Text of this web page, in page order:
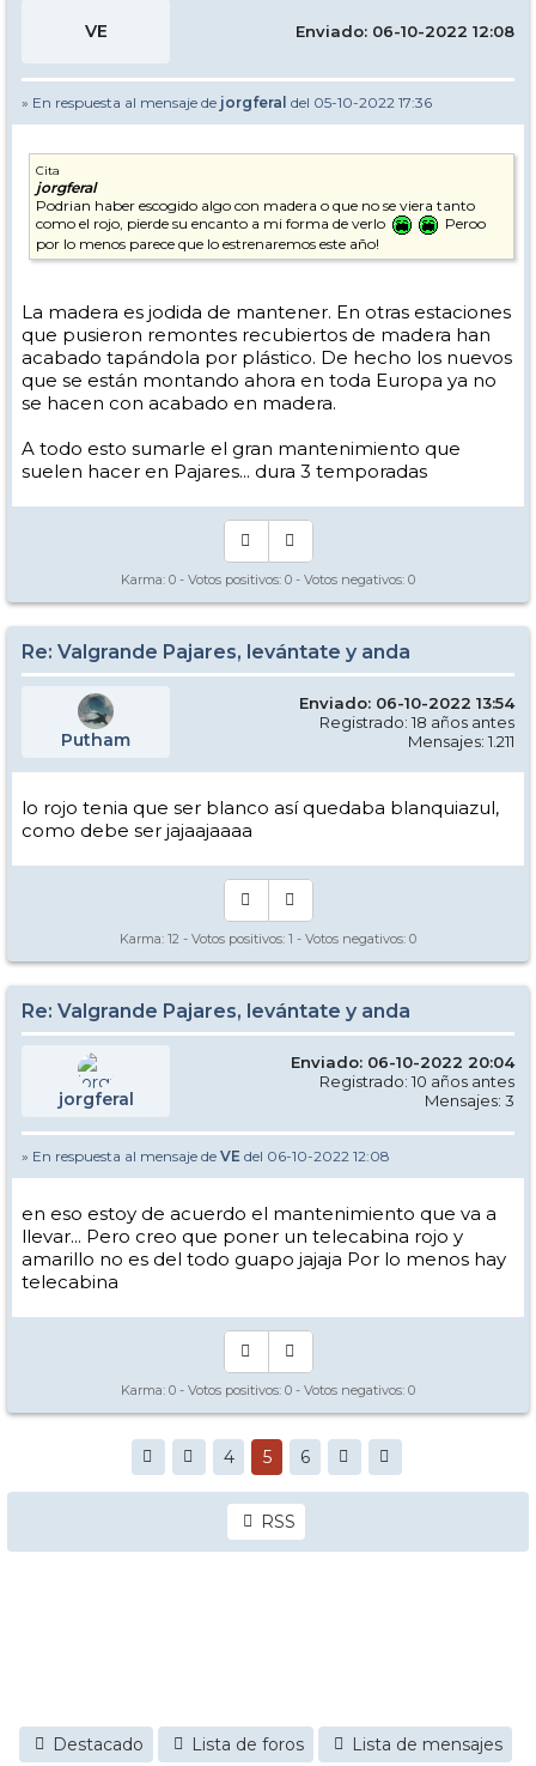
VE Enviado: 06-10-2022 12:08
» En respuesta al mensaje de jorgferal del 05-10-2022 17:36
Cita
jorgferal
Podrian haber escogido algo con madera o que no se viera tanto
como el rojo, pierde su encanto a mi forma de verlo
Peroo
por lo menos parece que lo estrenaremos este año!
La madera es jodida de mantener. En otras estaciones
que pusieron remontes recubiertos de madera han
acabado tapándola por plástico. De hecho los nuevos
que se están montando ahora en toda Europa ya no
se hacen con acabado en madera.
A todo esto sumarle el gran mantenimiento que
suelen hacer en Pajares... dura 3 temporadas
Karma: 0 - Votos positivos: 0 - Votos negativos: 0
Re: Valgrande Pajares, levántate y anda
Putham
Enviado: 06-10-2022 13:54
Registrado: 18 años antes
Mensajes: 1.211
lo rojo tenia que ser blanco así quedaba blanquiazul,
como debe ser jajaajaaaa
Karma: 12 - Votos positivos: 1 - Votos negativos: 0
Re: Valgrande Pajares, levántate y anda
jorgferal
Enviado: 06-10-2022 20:04
Registrado: 10 años antes
Mensajes: 3
» En respuesta al mensaje de VE del 06-10-2022 12:08
en eso estoy de acuerdo el mantenimiento que va a
llevar... Pero creo que poner un telecabina rojo y
amarillo no es del todo guapo jajaja Por lo menos hay
telecabina
Karma: 0 - Votos positivos: 0 - Votos negativos: 0
4 5 6
RSS
Destacado Lista de foros
Lista de mensajes